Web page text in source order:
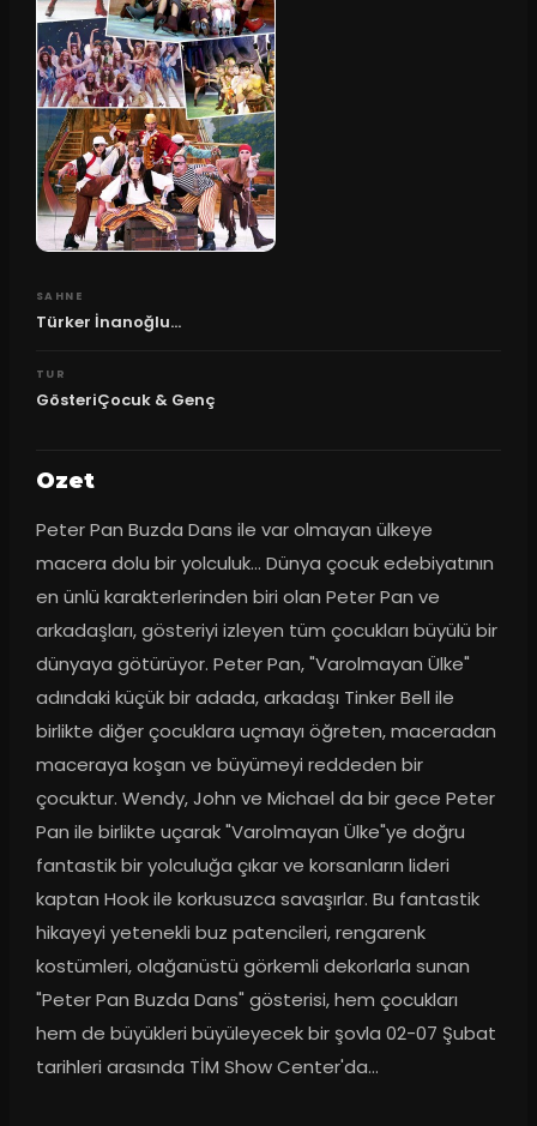
SAHNE
Türker İnanoğlu...
TUR
GösteriÇocuk & Genç
Ozet
Peter Pan Buzda Dans ile var olmayan ülkeye
macera dolu bir yolculuk… Dünya çocuk edebiyatının
en ünlü karakterlerinden biri olan Peter Pan ve
arkadaşları, gösteriyi izleyen tüm çocukları büyülü bir
dünyaya götürüyor. Peter Pan, "Varolmayan Ülke"
adındaki küçük bir adada, arkadaşı Tinker Bell ile
birlikte diğer çocuklara uçmayı öğreten, maceradan
maceraya koşan ve büyümeyi reddeden bir
çocuktur. Wendy, John ve Michael da bir gece Peter
Pan ile birlikte uçarak "Varolmayan Ülke"ye doğru
fantastik bir yolculuğa çıkar ve korsanların lideri
kaptan Hook ile korkusuzca savaşırlar. Bu fantastik
hikayeyi yetenekli buz patencileri, rengarenk
kostümleri, olağanüstü görkemli dekorlarla sunan
"Peter Pan Buzda Dans" gösterisi, hem çocukları
hem de büyükleri büyüleyecek bir şovla 02-07 Şubat
tarihleri arasında TİM Show Center'da…